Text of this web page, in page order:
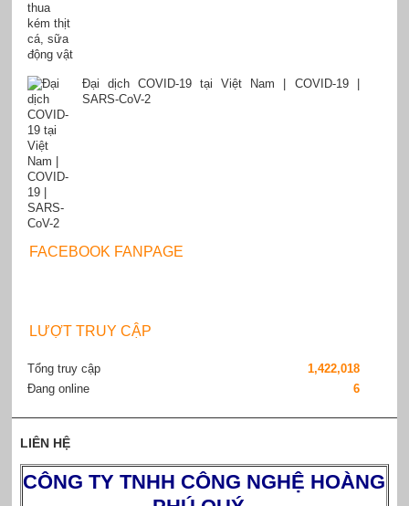
Đại dịch COVID-19 tại Việt Nam | COVID-19 |
SARS-CoV-2
FACEBOOK FANPAGE
LƯỢT TRUY CẬP
Tổng truy cập
1,422,018
Đang online
6
LIÊN HỆ
CÔNG TY TNHH CÔNG NGHỆ HOÀNG